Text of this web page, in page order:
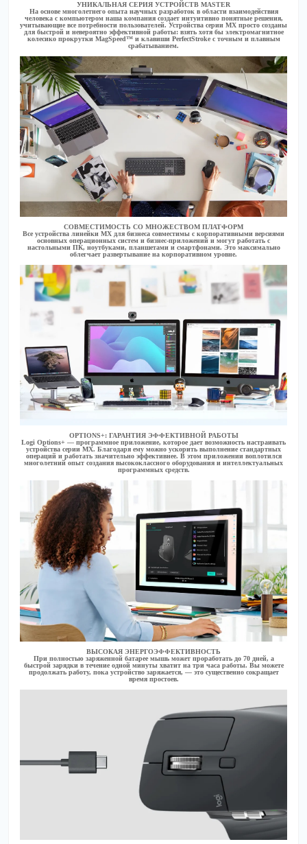
УНИКАЛЬНАЯ СЕРИЯ УСТРОЙСТВ MASTER
На основе многолетнего опыта научных разработок в области взаимодействия
человека с компьютером наша компания создает интуитивно понятные решения,
учитывающие все потребности пользователей. Устройства серии MX просто созданы
для быстрой и невероятно эффективной работы: взять хотя бы электромагнитное
колесико прокрутки MagSpeed™ и клавиши PerfectStroke с точным и плавным
срабатыванием.
СОВМЕСТИМОСТЬ СО МНОЖЕСТВОМ ПЛАТФОРМ
Все устройства линейки MX для бизнеса совместимы с корпоративными версиями
основных операционных систем и бизнес-приложений и могут работать с
настольными ПК, ноутбуками, планшетами и смартфонами. Это максимально
облегчает развертывание на корпоративном уровне.
OPTIONS+: ГАРАНТИЯ ЭФФЕКТИВНОЙ РАБОТЫ
Logi Options+ — программное приложение, которое дает возможность настраивать
устройства серии MX. Благодаря ему можно ускорить выполнение стандартных
операций и работать значительно эффективнее. В этом приложении воплотился
многолетний опыт создания высококлассного оборудования и интеллектуальных
программных средств.
ВЫСОКАЯ ЭНЕРГОЭФФЕКТИВНОСТЬ
При полностью заряженной батарее мышь может проработать до 70 дней, а
быстрой зарядки в течение одной минуты хватит на три часа работы. Вы можете
продолжать работу, пока устройство заряжается, — это существенно сокращает
время простоев.